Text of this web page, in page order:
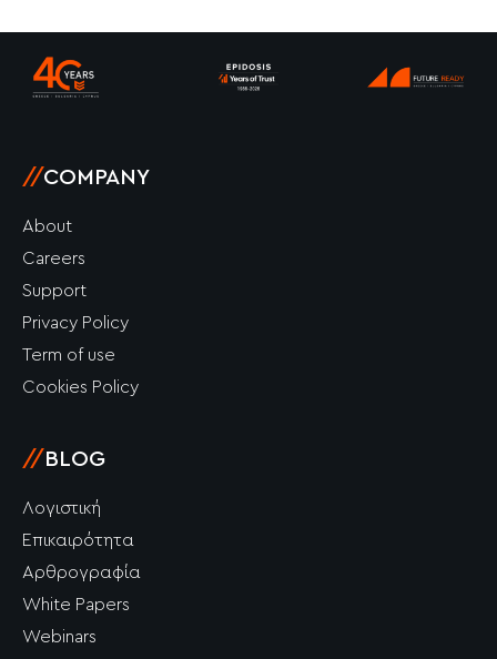
//COMPANY
About
Careers
Support
Privacy Policy
Term of use
Cookies Policy
// BLOG
Λογιστική
Επικαιρότητα
Αρθρογραφία
White Papers
Webinars